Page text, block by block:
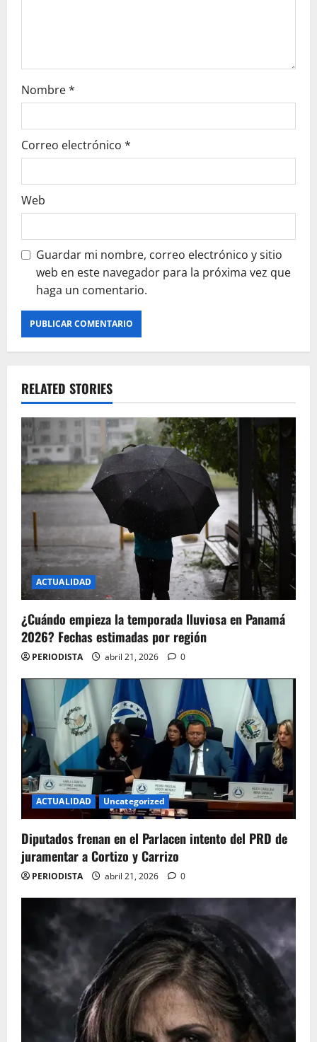
Nombre*
Correo electrónico *
Web
Guardar mi nombre, correo electrónico y sitio
web en este navegador para la próxima vez que
haga un comentario.
RELATED STORIES
ACTUALIDAD
¿Cuándo empieza la temporada lluviosa en Panamá
2026? Fechas estimadas por región
PERIODISTA abril 21, 2026 0
ACTUALIDAD Uncategorized
Diputados frenan en el Parlacen intento del PRD de
juramentar a Cortizo y Carrizo
PERIODISTA abril 21, 2026 0